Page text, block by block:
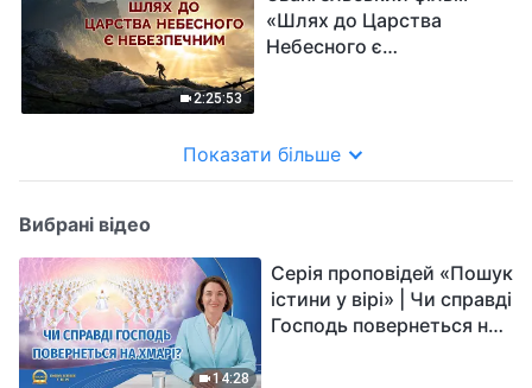
2:25:53
«Шлях до Царства
Небесного є
Показати більше
Вибрані відео
14:28
Серія проповідей «Пошук
істини у вірі» | Чи справді
Господь повернеться на